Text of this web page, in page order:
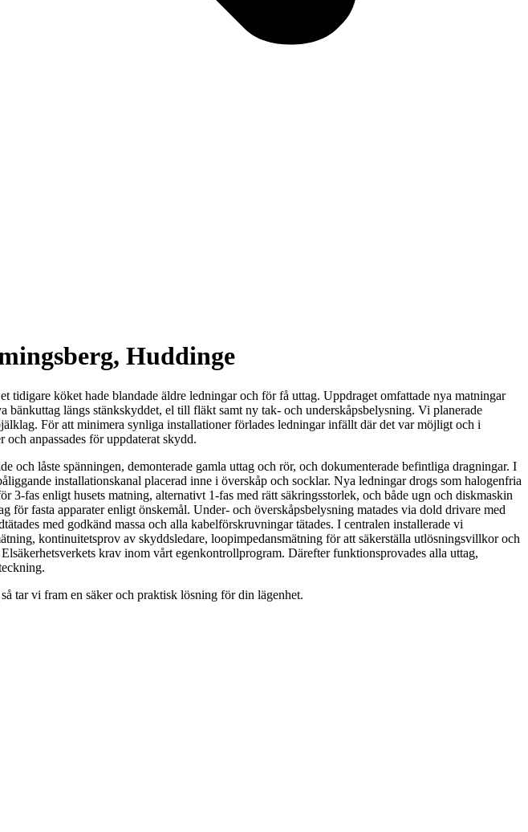
Huddinge
köket hade blandade äldre ledningar och för få uttag. Uppdraget omfattade nya matningar
längs stänkskyddet, el till fläkt samt ny tak- och underskåpsbelysning. Vi planerade
För att minimera synliga installationer förlades ledningar infällt där det var möjligt och i
anpassades för uppdaterat skydd.
låste spänningen, demonterade gamla uttag och rör, och dokumenterade befintliga dragningar. I
installationskanal placerad inne i överskåp och socklar. Nya ledningar drogs som halogenfria
fas enligt husets matning, alternativt 1-fas med rätt säkringsstorlek, och både ugn och diskmaskin
fasta apparater enligt önskemål. Under- och överskåpsbelysning matades via dold drivare med
med godkänd massa och alla kabelförskruvningar tätades. I centralen installerade vi
kontinuitetsprov av skyddsledare, loopimpedansmätning för att säkerställa utlösningsvillkor och
krav inom vårt egenkontrollprogram. Därefter funktionsprovades alla uttag,
tar vi fram en säker och praktisk lösning för din lägenhet.